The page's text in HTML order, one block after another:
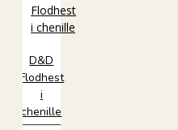
D&D
Flodhest
i
chenille